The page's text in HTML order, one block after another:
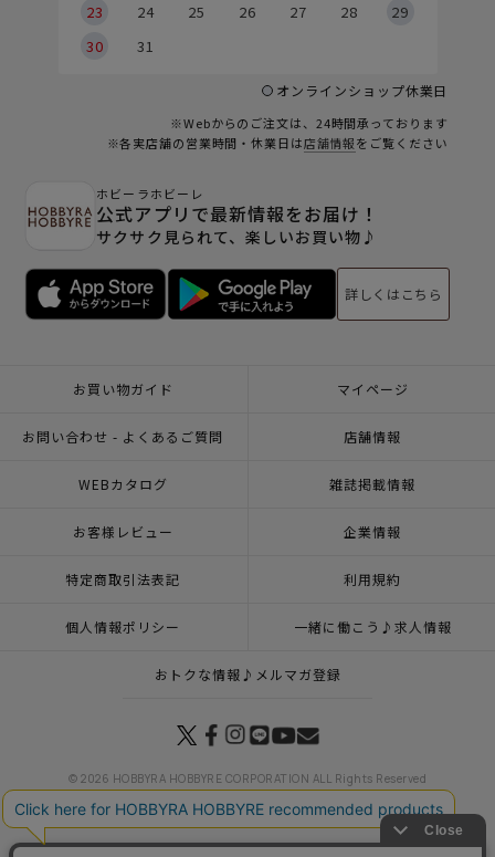
23
24 25 26 27 28
29
30
31
オンラインショップ休業日
※Webからのご注文は、24時間承っております
※各実店舗の営業時間・休業日は店舗情報をご覧ください
ホビーラホビーレ
公式アプリで最新情報をお届け！
サクサク見られて、楽しいお買い物♪
詳しくはこちら
お買い物ガイド マイページ
お問い合わせ - よくあるご質問 店舗情報
WEBカタログ 雑誌掲載情報
お客様レビュー 企業情報
特定商取引法表記 利用規約
個人情報ポリシー 一緒に働こう♪求人情報
おトクな情報♪メルマガ登録
© 2026 HOBBYRA HOBBYRE CORPORATION ALL Rights Reserved